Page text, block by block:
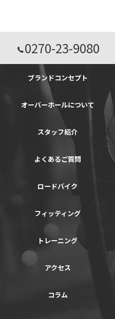
0270-23-9080
ブランドコンセプト
オーバーホールについて
スタッフ紹介
よくあるご質問
ロードバイク
フィッティング
トレーニング
アクセス
コラム